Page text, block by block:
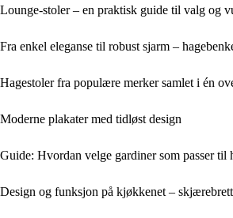
Lounge-stoler – en praktisk guide til valg og
Fra enkel eleganse til robust sjarm –
Hagestoler fra populære merker samlet i én
Moderne plakater med tidløst design
Guide: Hvordan velge gardiner som passer til
Design og funksjon på kjøkkenet –